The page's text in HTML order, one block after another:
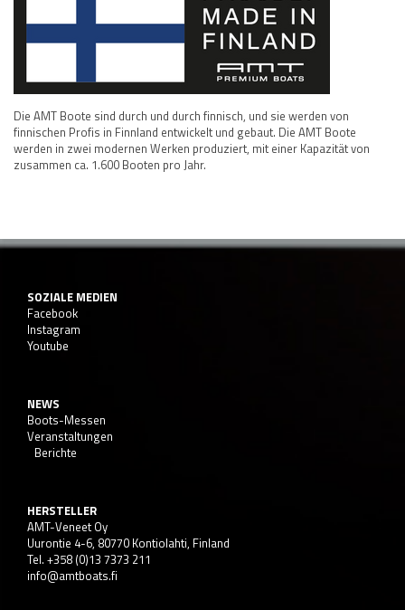
Die AMT Boote sind durch und durch finnisch, und sie werden von
finnischen Profis in Finnland entwickelt und gebaut. Die AMT Boote
werden in zwei modernen Werken produziert, mit einer Kapazität von
zusammen ca. 1.600 Booten pro Jahr.
SOZIALE MEDIEN
Facebook
Instagram
Youtube
NEWS
Boots-Messen
Veranstaltungen
Berichte
HERSTELLER
AMT-Veneet Oy
Uurontie 4-6, 80770 Kontiolahti, Finland
Tel. +358 (0)13 7373 211
info@amtboats.fi